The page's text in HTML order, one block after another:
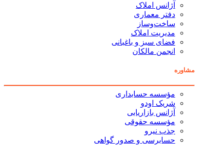
آژانس املاک
دفتر معماری
ساخت‌وساز
مدیریت املاک
فضای سبز و باغبانی
انجمن مالکان
مشاوره
مؤسسه حسابداری
شریک اودو
آژانس بازاریابی
مؤسسه حقوقی
جذب نیرو
حسابرسی و صدور گواهی